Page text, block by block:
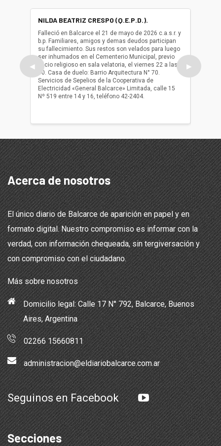
◀
NILDA BEATRIZ CRESPO (Q.E.P.D.).
Falleció en Balcarce el 21 de mayo de 2026 c.a.s.r. y
b.p. Familiares, amigos y demas deudos participan
su fallecimiento. Sus restos son velados para luego
ser inhumados en el Cementerio Municipal, previo
oficio religioso en sala velatoria, el viernes 22 a las
10. Casa de duelo: Barrio Arquitectura N° 70.
Servicios de Sepelios de la Cooperativa de
Electricidad «General Balcarce» Limitada, calle 15
Nº 519 entre 14 y 16, teléfono 42-2404.
ser
oficio
▶
Acerca de nosotros
El único diario de Balcarce de aparición en papel y en
formato digital. Nuestro compromiso es informar con la
verdad, con información chequeada, sin tergiversación y
con compromiso con el ciudadano.
Más sobre nosotros
Domicilio legal: Calle 17 N° 792, Balcarce, Buenos
Aires, Argentina
02266 15660811
administracion@eldiariobalcarce.com.ar
Seguinos en Facebook
Secciones